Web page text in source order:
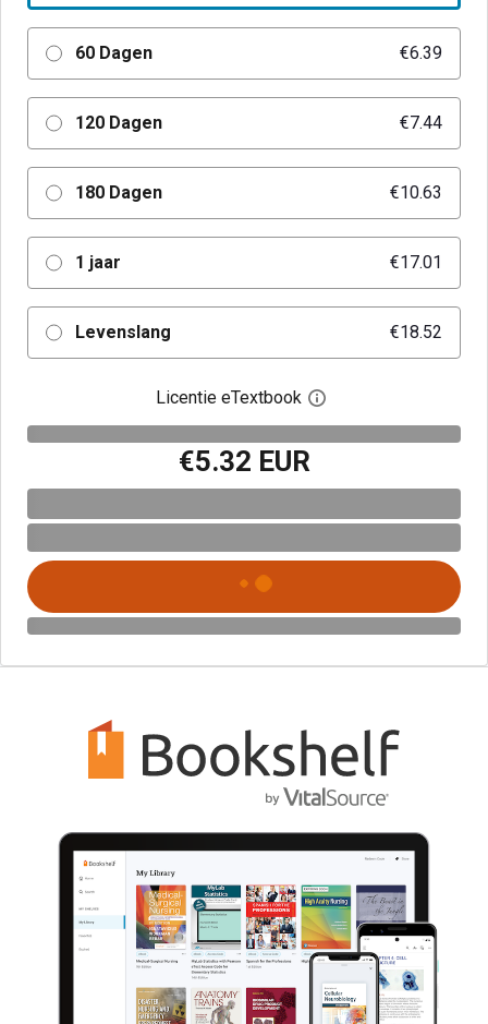
60 Dagen €6.39
120 Dagen €7.44
180 Dagen €10.63
1 jaar €17.01
Levenslang €18.52
Licentie eTextbook Open het
€5.32 EUR